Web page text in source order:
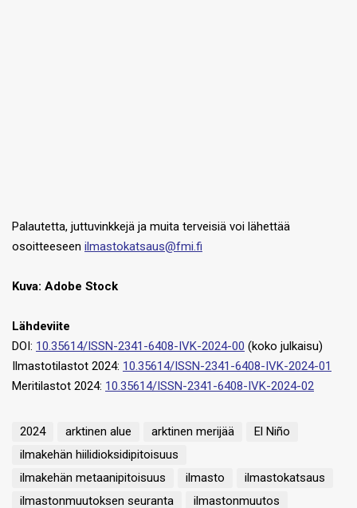
Palautetta, juttuvinkkejä ja muita terveisiä voi lähettää
osoitteeseen ilmastokatsaus@fmi.fi
Kuva: Adobe Stock
Lähdeviite
DOI: 10.35614/ISSN-2341-6408-IVK-2024-00 (koko julkaisu)
Ilmastotilastot 2024: 10.35614/ISSN-2341-6408-IVK-2024-01
Meritilastot 2024: 10.35614/ISSN-2341-6408-IVK-2024-02
2024 arktinen alue arktinen merijää
El Niño
ilmakehän hiilidioksidipitoisuus
ilmakehän metaanipitoisuus
ilmasto
ilmastokatsaus
ilmastonmuutoksen seuranta
ilmastonmuutos